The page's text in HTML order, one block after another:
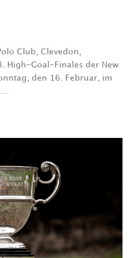
Club, Clevedon,
High-Goal-Finales der New
den 16. Februar, im